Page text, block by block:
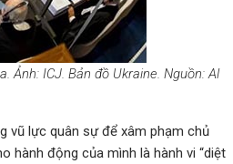
Ảnh: ICJ. Bản đồ Ukraine. Nguồn: Al
vũ lực quân sự để xâm phạm chủ
hành động của mình là hành vi “diệt